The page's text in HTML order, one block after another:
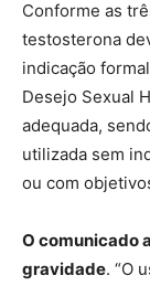
Conforme as
testosterona
indicação
Desejo Sexual
adequada,
utilizada sem
ou com
O comunicado
gravidade. “O